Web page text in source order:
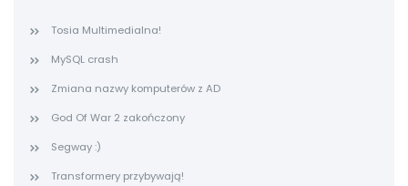
Tosia Multimedialna!
MySQL crash
Zmiana nazwy komputerów z AD
God Of War 2 zakończony
Segway :)
Transformery przybywają!